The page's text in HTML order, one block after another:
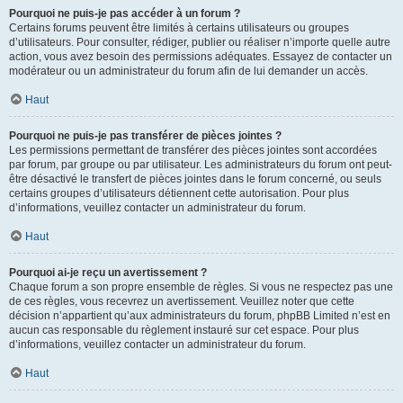
Pourquoi ne puis-je pas accéder à un forum ?
Certains forums peuvent être limités à certains utilisateurs ou groupes
d’utilisateurs. Pour consulter, rédiger, publier ou réaliser n’importe quelle autre
action, vous avez besoin des permissions adéquates. Essayez de contacter un
modérateur ou un administrateur du forum afin de lui demander un accès.
Haut
Pourquoi ne puis-je pas transférer de pièces jointes ?
Les permissions permettant de transférer des pièces jointes sont accordées
par forum, par groupe ou par utilisateur. Les administrateurs du forum ont peut-
être désactivé le transfert de pièces jointes dans le forum concerné, ou seuls
certains groupes d’utilisateurs détiennent cette autorisation. Pour plus
d’informations, veuillez contacter un administrateur du forum.
Haut
Pourquoi ai-je reçu un avertissement ?
Chaque forum a son propre ensemble de règles. Si vous ne respectez pas une
de ces règles, vous recevrez un avertissement. Veuillez noter que cette
décision n’appartient qu’aux administrateurs du forum, phpBB Limited n’est en
aucun cas responsable du règlement instauré sur cet espace. Pour plus
d’informations, veuillez contacter un administrateur du forum.
Haut